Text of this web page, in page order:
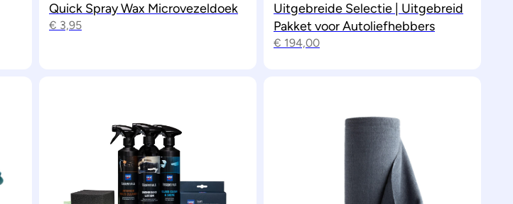
Quick Spray Wax Microvezeldoek
€ 3,95
Uitgebreide Selectie | Uitgebreid
Pakket voor Autoliefhebbers
€ 194,00